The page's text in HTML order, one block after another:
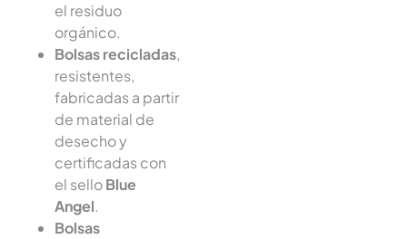
el residuo
orgánico.
Bolsas recicladas,
resistentes,
fabricadas a partir
de material de
desecho y
certificadas con
el selloBlue
Angel.
Bolsas